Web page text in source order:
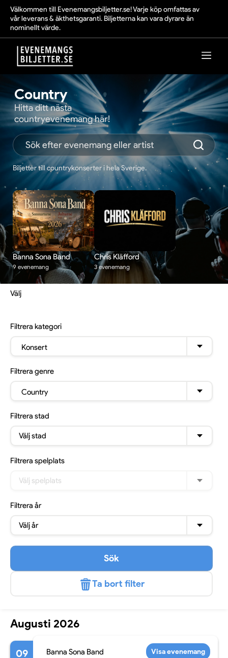
Välkommen till Evenemangsbiljetter.se! Varje köp omfattas av
vår leverans & äkthetsgaranti. Biljetterna kan vara dyrare än
nominellt värde.
Country
Hitta ditt nästa
countryevenemang här!
Biljetter till countrykonserter i hela Sverige.
Banna Sona Band
9 evenemang
Chris Kläfford
3 evenemang
Välj
Filtrera kategori
Konsert
Filtrera genre
Country
Filtrera stad
Välj stad
Filtrera spelplats
Välj spelplats
Filtrera år
Välj år
Sök
Ta bort filter
Augusti 2026
09 Banna Sona Band Visa evenemang